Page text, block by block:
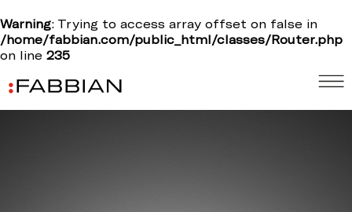
Warning: Trying to access array offset on false in
/home/fabbian.com/public_html/classes/Router.php
on line 235